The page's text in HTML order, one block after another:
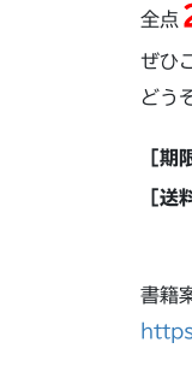
全点
ぜひ
どう
［期
［送
（
書籍